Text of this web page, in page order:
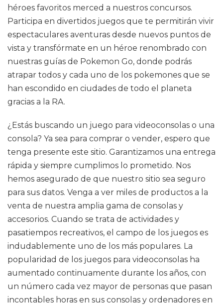
héroes favoritos merced a nuestros concursos.
Participa en divertidos juegos que te permitirán vivir
espectaculares aventuras desde nuevos puntos de
vista y transfórmate en un héroe renombrado con
nuestras guías de Pokemon Go, donde podrás
atrapar todos y cada uno de los pokemones que se
han escondido en ciudades de todo el planeta
gracias a la RA.
¿Estás buscando un juego para videoconsolas o una
consola? Ya sea para comprar o vender, espero que
tenga presente este sitio. Garantizamos una entrega
rápida y siempre cumplimos lo prometido. Nos
hemos asegurado de que nuestro sitio sea seguro
para sus datos. Venga a ver miles de productos a la
venta de nuestra amplia gama de consolas y
accesorios. Cuando se trata de actividades y
pasatiempos recreativos, el campo de los juegos es
indudablemente uno de los más populares. La
popularidad de los juegos para videoconsolas ha
aumentado continuamente durante los años, con
un número cada vez mayor de personas que pasan
incontables horas en sus consolas y ordenadores en